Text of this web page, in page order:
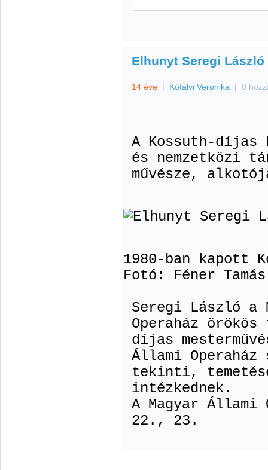
Elhunyt Seregi László
14 éve | Kőfalvi Veronika | 0
A Kossuth-díjas
és nemzetközi
művésze,
1980-ban kapott
Fotó: Féner
Seregi László a
Operaház
díjas
Állami
tekinti,
intézkednek.
A Magyar
22., 23.